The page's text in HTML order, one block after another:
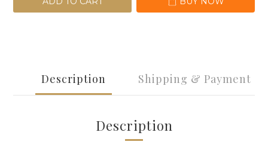
Description Shipping & Payment
Description